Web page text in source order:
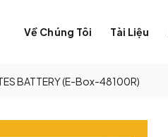
Về Chúng Tôi Tài Liệu
BATTERY (E-Box-48100R)